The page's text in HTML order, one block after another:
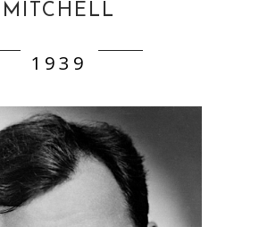
MITCHELL
1939